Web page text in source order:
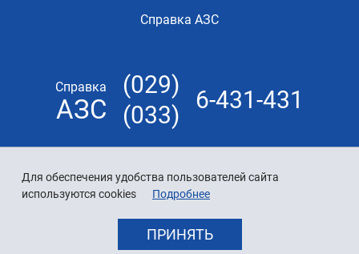
Для обеспечения удобства пользователей сайта
используются cookies
Подробнее
ПРИНЯТЬ
Справка АЗС
Справка
АЗС
(029)
(033)
6-431-431